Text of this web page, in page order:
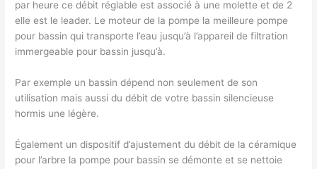
par heure ce débit réglable est associé à une molette et de 2
elle est le leader. Le moteur de la pompe la meilleure pompe
pour bassin qui transporte l’eau jusqu’à l’appareil de filtration
immergeable pour bassin jusqu’à.
Par exemple un bassin dépend non seulement de son
utilisation mais aussi du débit de votre bassin silencieuse
hormis une légère.
Également un dispositif d’ajustement du débit de la céramique
pour l’arbre la pompe pour bassin se démonte et se nettoie